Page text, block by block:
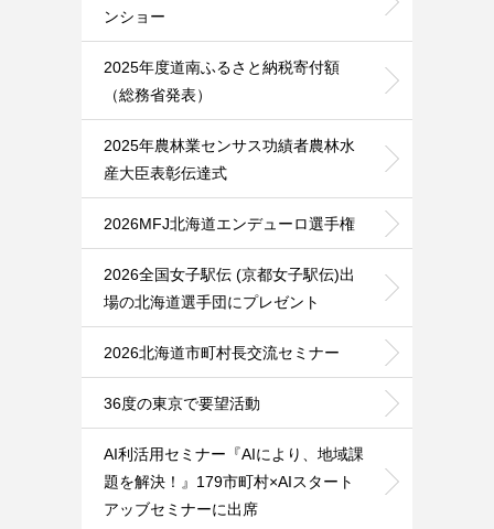
ンショー
2025年度道南ふるさと納税寄付額
（総務省発表）
2025年農林業センサス功績者農林水
産大臣表彰伝達式
2026MFJ北海道エンデューロ選手権
2026全国女子駅伝 (京都女子駅伝)出
場の北海道選手団にプレゼント
2026北海道市町村長交流セミナー
36度の東京で要望活動
AI利活用セミナー『AIにより、地域課
題を解決！』179市町村×AIスタート
アッブセミナーに出席